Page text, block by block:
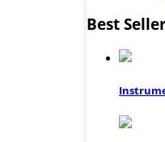
Best